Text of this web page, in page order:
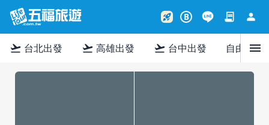
rocket_launch B contract person
flight_takeoff 台北出發 flight_takeoff 高雄出發 flight_takeoff 台中出發 自由行menu